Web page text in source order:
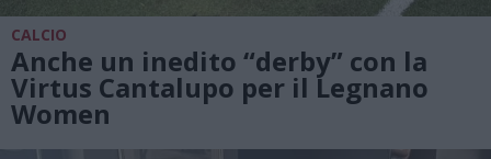
CALCIO
Anche un inedito “derby” con la
Virtus Cantalupo per il Legnano
Women